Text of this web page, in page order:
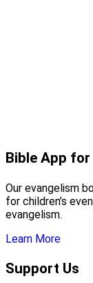
Bible App for
Our evangelism
for children’s
evangelism.
Learn More
Support Us